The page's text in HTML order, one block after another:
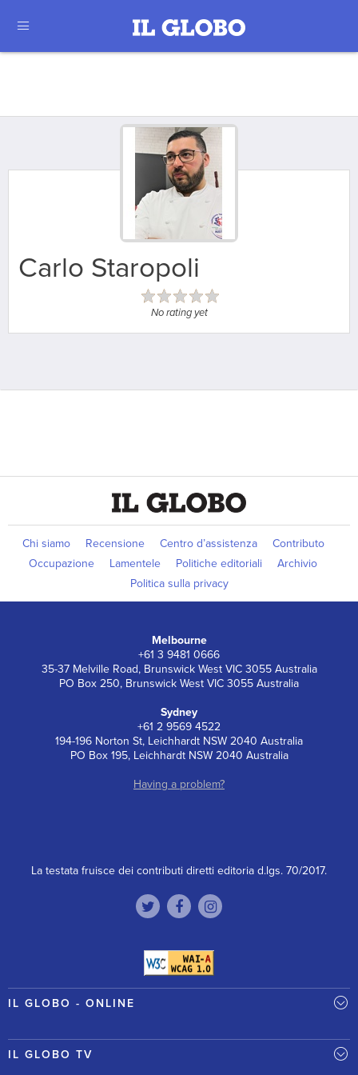
Carlo Staropoli
No rating yet
Chi siamo Recensione Centro d’assistenza
Contributo
Occupazione
Lamentele Politiche editoriali
Archivio
Politica sulla privacy
Melbourne
+61 3 9481 0666
35-37 Melville Road, Brunswick West VIC 3055 Australia
PO Box 250, Brunswick West VIC 3055 Australia
Sydney
+61 2 9569 4522
194-196 Norton St, Leichhardt NSW 2040 Australia
PO Box 195, Leichhardt NSW 2040 Australia
Having a problem?
La testata fruisce dei contributi diretti editoria d.lgs. 70/2017.
IL GLOBO - ONLINE
IL GLOBO TV